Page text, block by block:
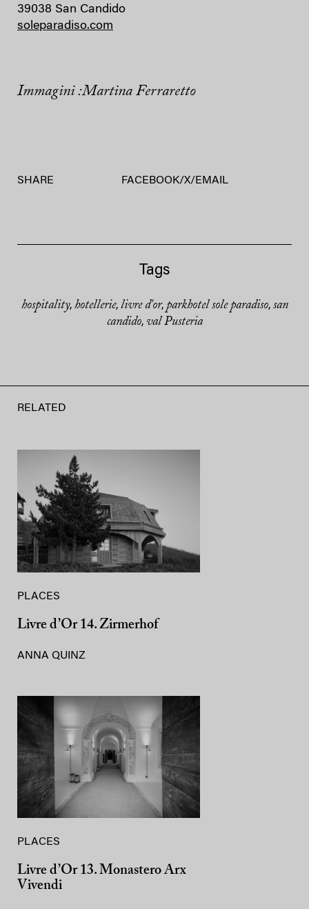
39038 San Candido
soleparadiso.com
Immagini :Martina Ferraretto
SHARE FACEBOOK/X/ EMAIL
Tags
hospitality, hotellerie, livre d'or, parkhotel sole paradiso, san
candido, val Pusteria
RELATED
PLACES
Livre d’Or 14. Zirmerhof
ANNA QUINZ
PLACES
Livre d’Or 13. Monastero Arx
Vivendi